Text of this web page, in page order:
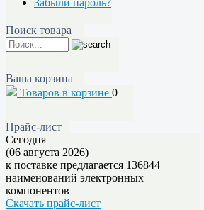
Забыли пароль?
Поиск товара
Ваша корзина
Товаров в корзине 0
Прайс-лист
Сегодня
(06 августа 2026)
к поставке предлагается 136844
наименований электронных
компонентов
Скачать прайс-лист